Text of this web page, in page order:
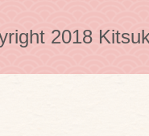
2018